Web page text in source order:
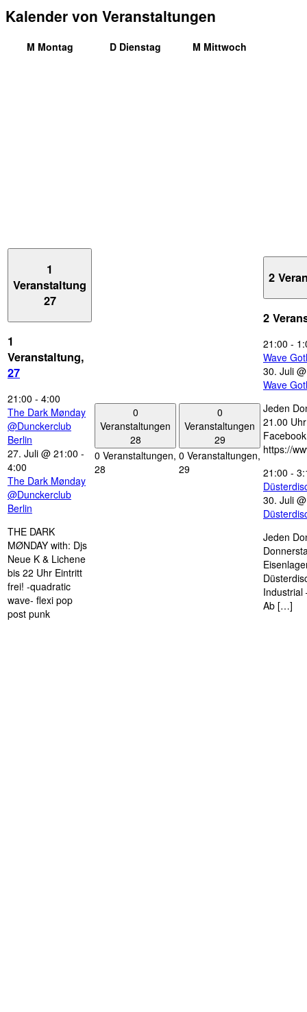
Kalender von Veranstaltungen
M Montag D Dienstag M Mittwoch
1
Veranstaltung
27
1
Veranstaltung,
27
21:00 - 4:00
The Dark Mønday
@Dunckerclub
Berlin
27. Juli @ 21:00 -
4:00
The Dark Mønday
@Dunckerclub
Berlin
THE DARK
MØNDAY with: Djs
Neue K & Lichene
bis 22 Uhr Eintritt
frei! -quadratic
wave- flexi pop
post punk
0
Veranstaltungen
28
0 Veranstaltungen,
28
0
Veranstaltungen
29
0 Veranstaltungen,
29
2
2
21:00 -
Wave
30. Juli
Wave
Jeden
21.00
https://
21:00 -
30. Juli
Jeden
Industrial
Ab […]